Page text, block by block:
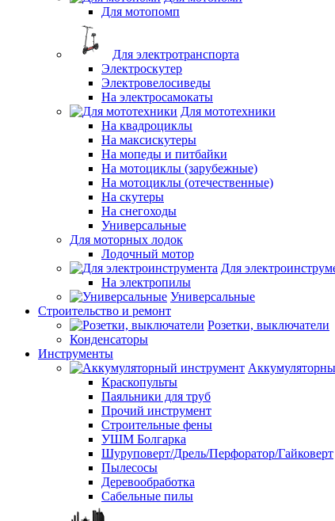
Для мотопомп
Для электротранспорта
Электроскутер
Электровелосиведы
На электросамокаты
Для мототехники
На квадроциклы
На максискутеры
На мопеды и питбайки
На мотоциклы (зарубежные)
На мотоциклы (отечественные)
На скутеры
На снегоходы
Универсальные
Для моторных лодок
Лодочный мотор
Для
На электропилы
Универсальные
Строительство и ремонт
Розетки, выключатели
Конденсаторы
Инструменты
Краскопульты
Паяльники для труб
Прочий инструмент
Строительные фены
УШМ Болгарка
Шуруповерт/Дрель/Перфоратор/Гайковерт
Пылесосы
Деревообработка
Сабельные пилы